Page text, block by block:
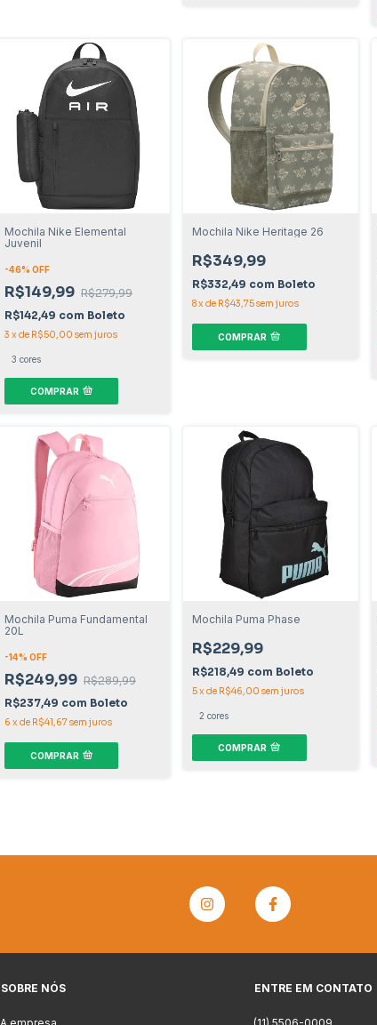
Mochila Nike Elemental
Juvenil
-46% OFF
R$149,99 R$279,99
R$142,49 com Boleto
3 x de R$50,00 sem juros
3 cores
COMPRAR
Mochila Nike Heritage 26
R$349,99
R$332,49 com Boleto
8xde R$43,75sem juros
COMPRAR
Mochila Puma Fundamental
20L
-14% OFF
R$249,99 R$289,99
R$237,49 com Boleto
6 x de R$41,67 sem juros
COMPRAR
Mochila Puma Phase
R$229,99
R$218,49 com Boleto
5xde R$46,00 sem juros
2 cores
COMPRAR
SOBRE NÓS ENTRE EM CONTATO